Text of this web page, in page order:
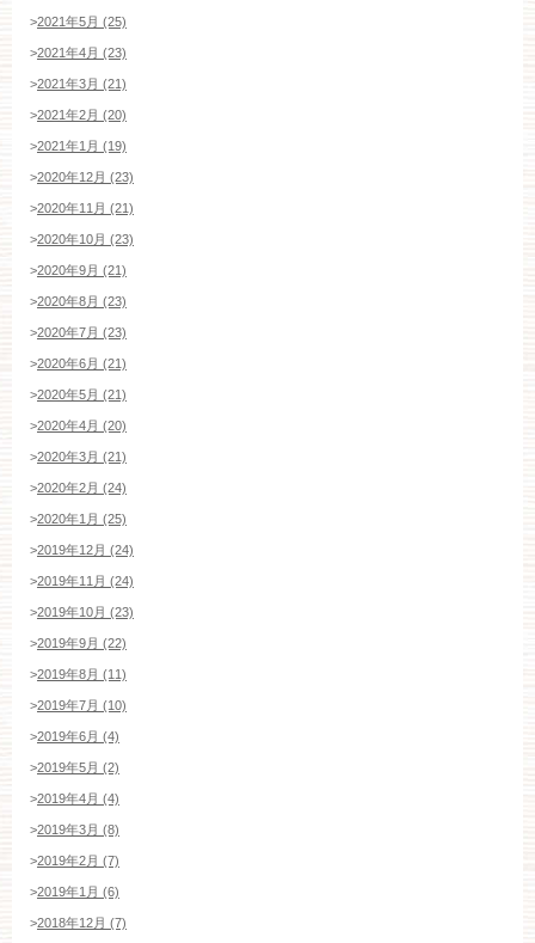
>2021年5月 (25)
>2021年4月 (23)
>2021年3月 (21)
>2021年2月 (20)
>2021年1月 (19)
>2020年12月 (23)
>2020年11月 (21)
>2020年10月 (23)
>2020年9月 (21)
>2020年8月 (23)
>2020年7月 (23)
>2020年6月 (21)
>2020年5月 (21)
>2020年4月 (20)
>2020年3月 (21)
>2020年2月 (24)
>2020年1月 (25)
>2019年12月 (24)
>2019年11月 (24)
>2019年10月 (23)
>2019年9月 (22)
>2019年8月 (11)
>2019年7月 (10)
>2019年6月 (4)
>2019年5月 (2)
>2019年4月 (4)
>2019年3月 (8)
>2019年2月 (7)
>2019年1月 (6)
>2018年12月 (7)